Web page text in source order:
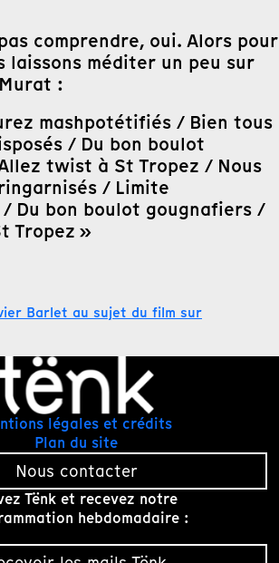
comprendre, oui. Alors pour
laissons méditer un peu sur
:
mashpotétifiés / Bien tous
/ Du bon boulot
twist à St Tropez / Nous
/ Limite
Du bon boulot gougnafiers /
Tropez »
Barlet au sujet du film sur
légales et crédits
Plan du site
Nous contacter
Tënk et recevez notre
hebdomadaire :